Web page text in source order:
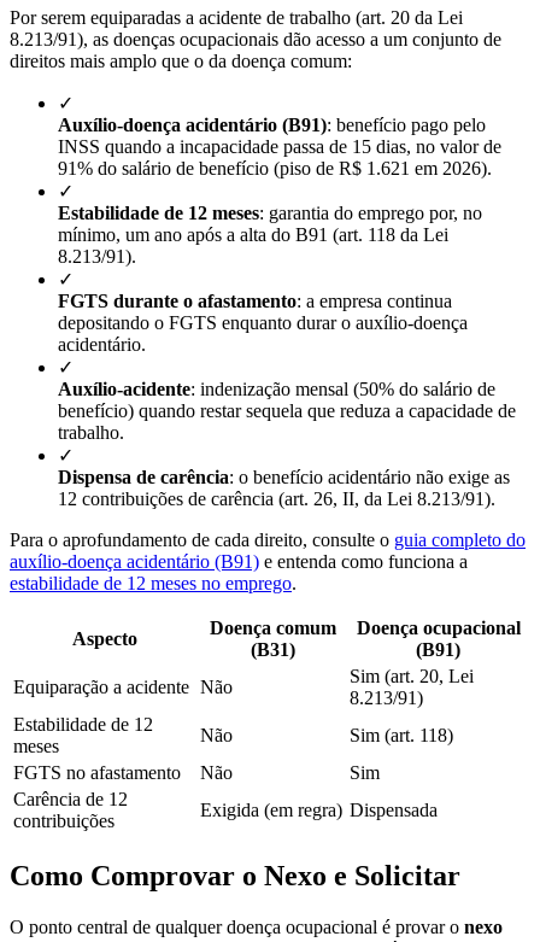
Por serem equiparadas a acidente de trabalho (art. 20 da Lei
8.213/91), as doenças ocupacionais dão acesso a um conjunto de
direitos mais amplo que o da doença comum:
✓
Auxílio-doença acidentário (B91): benefício pago pelo
INSS quando a incapacidade passa de 15 dias, no valor de
91% do salário de benefício (piso de R$ 1.621 em 2026).
✓
Estabilidade de 12 meses: garantia do emprego por, no
mínimo, um ano após a alta do B91 (art. 118 da Lei
8.213/91).
✓
FGTS durante o afastamento: a empresa continua
depositando o FGTS enquanto durar o auxílio-doença
acidentário.
✓
Auxílio-acidente: indenização mensal (50% do salário de
benefício) quando restar sequela que reduza a capacidade de
trabalho.
✓
Dispensa de carência: o benefício acidentário não exige as
12 contribuições de carência (art. 26, II, da Lei 8.213/91).
Para o aprofundamento de cada direito, consulte o guia completo do
auxílio-doença acidentário (B91) e entenda como funciona a
estabilidade de 12 meses no emprego.
Aspecto
Doença comum
(B31)
Doença ocupacional
(B91)
Equiparação a acidente Não
Sim (art. 20, Lei
8.213/91)
Estabilidade de 12
meses
Não
Sim (art. 118)
FGTS no afastamento
Não
Sim
Carência de 12
contribuições
Exigida (em regra) Dispensada
Como Comprovar o Nexo e Solicitar
O ponto central de qualquer doença ocupacional é provar o nexo